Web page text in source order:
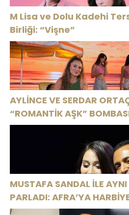
M Lisa ve Dolu Kadehi
Birliği: “Vişne”
AYLİNCE VE SERDAR
“ROMANTİK AŞK”
MUSTAFA SANDAL İLE AYNI
PARLADI: AFRA’YA